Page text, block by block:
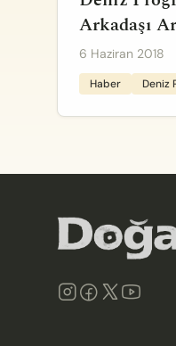
Arkadaşı
6 Haziran 2018
Haber Deniz